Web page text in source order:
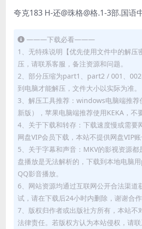
夸克183 H-还@珠格@格.1-3部.国语
———下载必看———
1、无特殊说明【优先使用文件中的解压
压，请联系客服，备注资源和问题。
2、部分压缩为part1、part2 / 001、
到电脑才能解压，文件大小以实际为准。
3、解压工具推荐：windows电脑端推
新版），苹果电脑端推荐使用KEKA，不
4、关于下载和转存：下载速度慢或需要
网盘VIP会员下载，本站不提供网盘VIP账
5、关于字幕和声音：MKV的影视资源都
盘播放是无法解析的，下载到本地电脑
QQ影音播放。
6、网站资源均通过互联网公开合法渠道
试，请在下载后24小时内删除，谢谢合作
7、版权归作者或出版社方所有，本站不
法律责任。若版权方认为本站侵权，请联